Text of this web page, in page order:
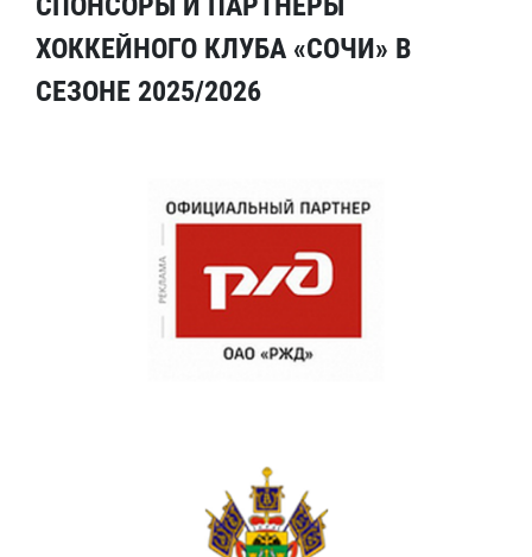
ХОККЕЙНОГО КЛУБА «СОЧИ» В
СЕЗОНЕ 2025/2026